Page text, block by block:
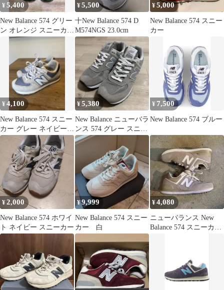
¥5,400
New Balance 574 グリー
ン オレンジ スニーカー
27㎝
¥5,500
十New Balance 574 D
M574NGS 23.0cm
¥5,000
New Balance 574 スニー
カー
¥4,100
New Balance 574 スニー
カー グレー ネイビー
25.0センチ
¥5,380
New Balance ニューバラ
ンス 574 グレー スニー
カー 26cm
¥ 7,500
New Balance 574 ブルー
¥2,000
New Balance 574 ホワイ
ト ネイビー スニーカー
¥9,999
New Balance 574 スニー
カー 白
¥4,080
ニューバランス New
Balance 574 スニーカー